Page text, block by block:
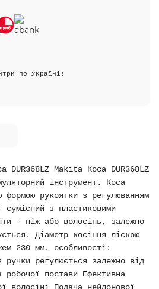
по Україні!
DUR368LZ Makita Коса DUR368LZ
інструмент. Коса
формою рукоятки з регулюванням
сумісний з пластиковими
- ніж або волосінь, залежно
Діаметр косіння ліскою
230 мм. особливості:
ручки регулюється залежно від
робочої постави Ефективна